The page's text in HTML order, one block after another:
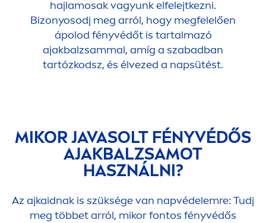
hajlamosak vagyunk elfelejtkezni.
Bizonyosodj meg arról, hogy megfelelően
ápolod fényvédőt is tartalmazó
ajakbalzsammal, amíg a szabadban
tartózkodsz, és élvezed a napsütést.
MIKOR JAVASOLT FÉNYVÉDŐS
AJAKBALZSAMOT
HASZNÁLNI?
Az ajkaidnak is szüksége van napvédelemre: Tudj
meg többet arról, mikor fontos fényvédős